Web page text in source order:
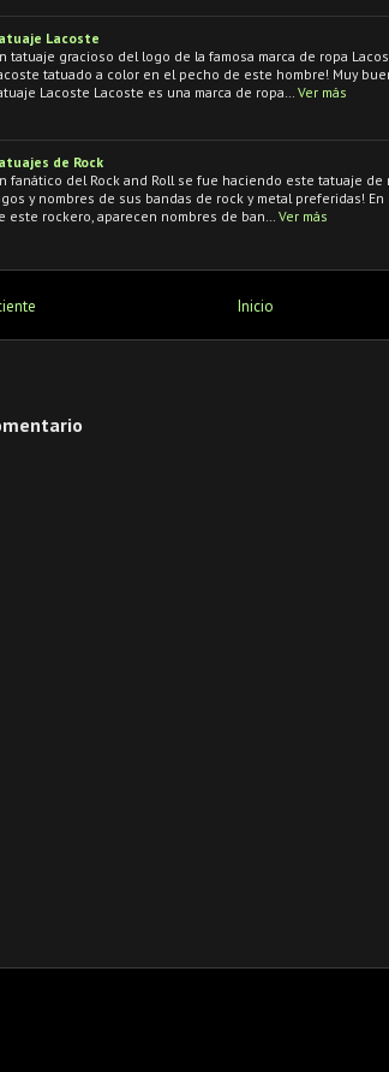
Lacoste
tatuaje gracioso del logo de la famosa marca de ropa
tatuado a color en el pecho de este hombre! Muy
Lacoste Lacoste es una marca de ropa…
Ver más
de Rock
fanático del Rock and Roll se fue haciendo este tatuaje
y nombres de sus bandas de rock y metal preferidas!
este rockero, aparecen nombres de ban…
Ver más
Inicio